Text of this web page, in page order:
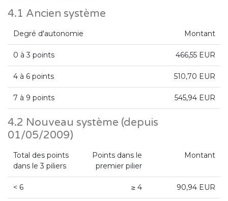
4.1 Ancien système
Degré d'autonomie Montant
0 à 3 points 466,55 EUR
4 à 6 points 510,70 EUR
7 à 9 points 545,94 EUR
4.2 Nouveau système (depuis
01/05/2009)
Total des points
dans le 3 piliers
Points dans le
premier pilier
Montant
< 6 ≥ 4 90,94 EUR